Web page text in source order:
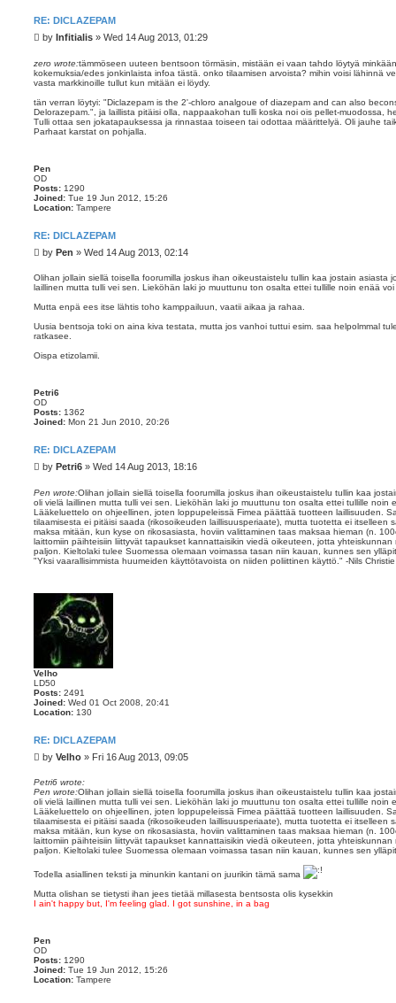
RE: DICLAZEPAM
P
s
t
by Infitialis » Wed 14 Aug 2013, 01:29
zero wrote:tämmöseen uuteen bentsoon törmäsin, mistään ei vaan tahdo löytyä
kokemuksia/edes jonkinlaista infoa tästä. onko tilaamisen arvoista? mihin voisi lähinnä
vasta markkinoille tullut kun mitään ei löydy.
tän verran löytyi: "Diclazepam is the 2'-chloro analgoue of diazepam and can also
Delorazepam.", ja laillista pitäisi olla, nappaakohan tulli koska noi ois pellet-muodossa,
Tulli ottaa sen jokatapauksessa ja rinnastaa toiseen tai odottaa määrittelyä. Oli jauhe
Parhaat karstat on pohjalla.
Pen
OD
Posts: 1290
Joined: Tue 19 Jun 2012, 15:26
Location: Tampere
RE: DICLAZEPAM
P
s
t
by Pen » Wed 14 Aug 2013, 02:14
Olihan jollain siellä toisella foorumilla joskus ihan oikeustaistelu tullin kaa jostain asiasta
laillinen mutta tulli vei sen. Lieköhän laki jo muuttunu ton osalta ettei tullille noin enää
Mutta enpä ees itse lähtis toho kamppailuun, vaatii aikaa ja rahaa.
Uusia bentsoja toki on aina kiva testata, mutta jos vanhoi tuttui esim. saa helpolmmal
ratkasee.
Oispa etizolamii.
Petri6
OD
Posts: 1362
Joined: Mon 21 Jun 2010, 20:26
RE: DICLAZEPAM
P
s
t
by Petri6 » Wed 14 Aug 2013, 18:16
Pen wrote:Olihan jollain siellä toisella foorumilla joskus ihan oikeustaistelu tullin kaa
oli vielä laillinen mutta tulli vei sen. Lieköhän laki jo muuttunu ton osalta ettei tullille noin
Lääkeluettelo on ohjeellinen, joten loppupeleissä Fimea päättää tuotteen laillisuuden.
tilaamisesta ei pitäisi saada (rikosoikeuden laillisuusperiaate), mutta tuotetta ei itselleen
maksa mitään, kun kyse on rikosasiasta, hoviin valittaminen taas maksaa hieman (n.
laittomiin päihteisiin liittyvät tapaukset kannattaisikin viedä oikeuteen, jotta
paljon. Kieltolaki tulee Suomessa olemaan voimassa tasan niin kauan, kunnes sen
"Yksi vaarallisimmista huumeiden käyttötavoista on niiden poliittinen käyttö." -Nils
Velho
LD50
Posts: 2491
Joined: Wed 01 Oct 2008, 20:41
Location: 130
RE: DICLAZEPAM
P
s
t
by Velho » Fri 16 Aug 2013, 09:05
Petri6 wrote:
Pen wrote:Olihan jollain siellä toisella foorumilla joskus ihan oikeustaistelu tullin kaa
oli vielä laillinen mutta tulli vei sen. Lieköhän laki jo muuttunu ton osalta ettei tullille noin
Lääkeluettelo on ohjeellinen, joten loppupeleissä Fimea päättää tuotteen laillisuuden.
tilaamisesta ei pitäisi saada (rikosoikeuden laillisuusperiaate), mutta tuotetta ei itselleen
maksa mitään, kun kyse on rikosasiasta, hoviin valittaminen taas maksaa hieman (n.
laittomiin päihteisiin liittyvät tapaukset kannattaisikin viedä oikeuteen, jotta
paljon. Kieltolaki tulee Suomessa olemaan voimassa tasan niin kauan, kunnes sen
Todella asiallinen teksti ja minunkin kantani on juurikin tämä sama
Mutta olishan se tietysti ihan jees tietää millasesta bentsosta olis kysekkin
I ain't happy but, I'm feeling glad. I got sunshine, in a bag
Pen
OD
Posts: 1290
Joined: Tue 19 Jun 2012, 15:26
Location: Tampere